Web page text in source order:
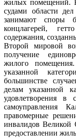
жилых помещений.
судами области
занимают споры
концлагерей,
содержания,
Второй мировой
получение
жилого
указанной
большинстве
делам указанной
удовлетворения в
самоуправления
правомерные
инвалидов
предоставлении